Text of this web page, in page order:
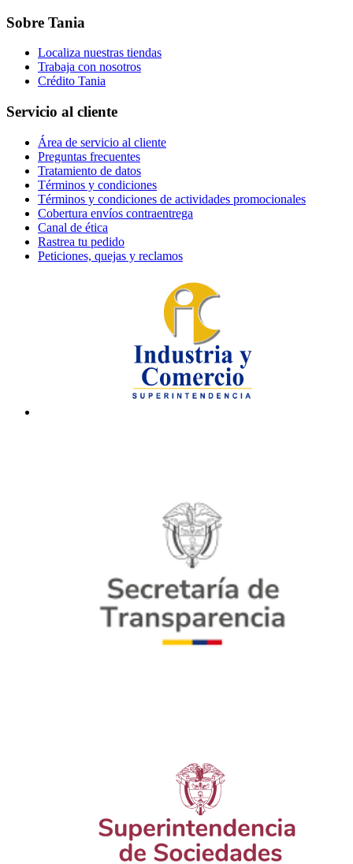
Sobre Tania
Localiza nuestras tiendas
Trabaja con nosotros
Crédito Tania
Servicio al cliente
Área de servicio al cliente
Preguntas frecuentes
Tratamiento de datos
Términos y condiciones
Términos y condiciones de actividades promocionales
Cobertura envíos contraentrega
Canal de ética
Rastrea tu pedido
Peticiones, quejas y reclamos